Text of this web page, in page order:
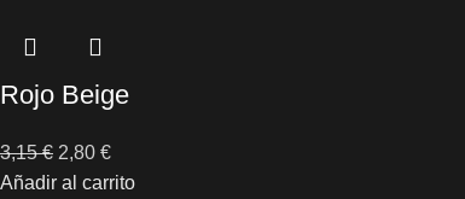
Rojo Beige
3,15€ 2,80 €
Añadir al carrito